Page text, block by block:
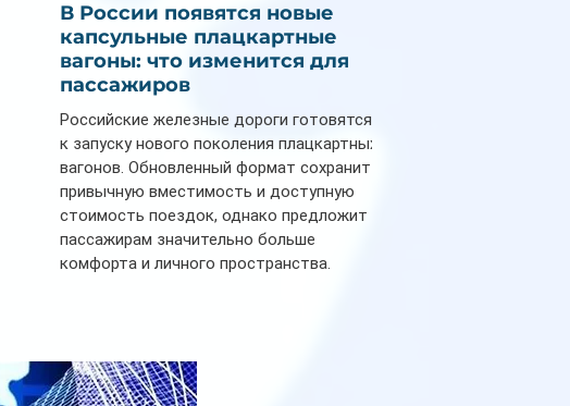
В России появятся новые
капсульные плацкартные
вагоны: что изменится для
пассажиров
Российские железные дороги готовятся
к запуску нового поколения плацкартных
вагонов. Обновленный формат сохранит
привычную вместимость и доступную
стоимость поездок, однако предложит
пассажирам значительно больше
комфорта и личного пространства.
индивидуальные шторки у каждого
спального места. Они позволят